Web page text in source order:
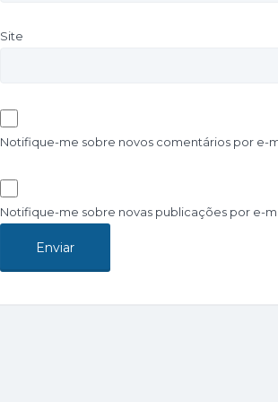
Site
Notifique-me sobre novos comentários por e-
Notifique-me sobre novas publicações por e-